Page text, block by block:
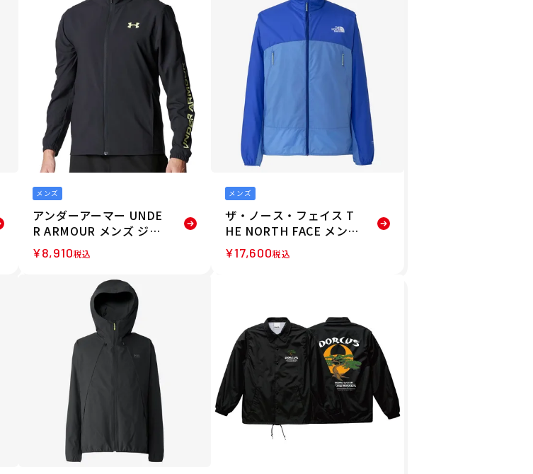
メンズ
アンダーアーマー UNDE
R ARMOUR メンズ ジャ
ケット フレッシュウーブ
ン フルジップ 6001543-
¥8,910税込
メンズ
ザ・ノース・フェイス T
HE NORTH FACE メンズ
スワローテイルジャケッ
ト NP22602-MT 26SS
¥17,600税込